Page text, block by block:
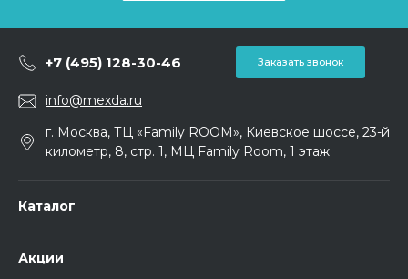
+7 (495) 128-30-46 Заказать звонок
info@mexda.ru
г. Москва, ТЦ «Family ROOM», Киевское шоссе, 23-й
километр, 8, стр. 1, МЦ Family Room, 1 этаж
Каталог
Акции